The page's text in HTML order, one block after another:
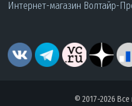
Интернет-магазин Волтайр-
© 2017-2026